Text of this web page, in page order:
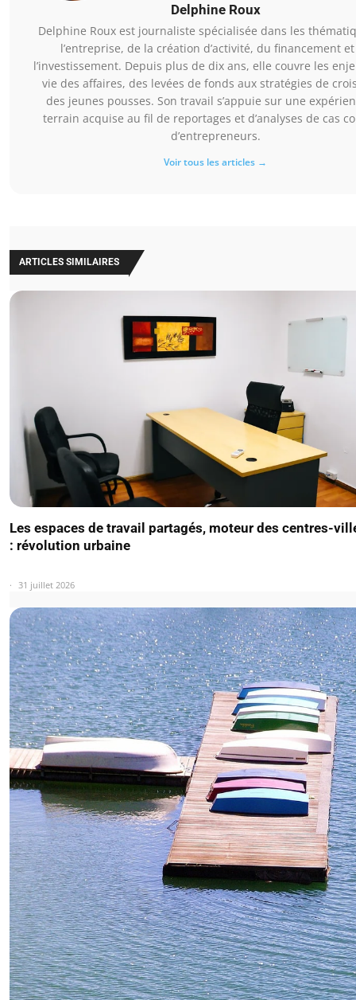
Delphine Roux
Delphine Roux est journaliste spécialisée dans les
l’entreprise, de la création d’activité, du financement
l’investissement. Depuis plus de dix ans, elle couvre les
vie des affaires, des levées de fonds aux stratégies de
des jeunes pousses. Son travail s’appuie sur une
terrain acquise au fil de reportages et d’analyses de cas
d’entrepreneurs.
Voir tous les articles →
ARTICLES SIMILAIRES
Les espaces de travail partagés, moteur des centres-
: révolution urbaine
31 juillet 2026